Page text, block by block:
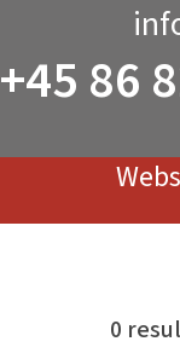
+45 86
0